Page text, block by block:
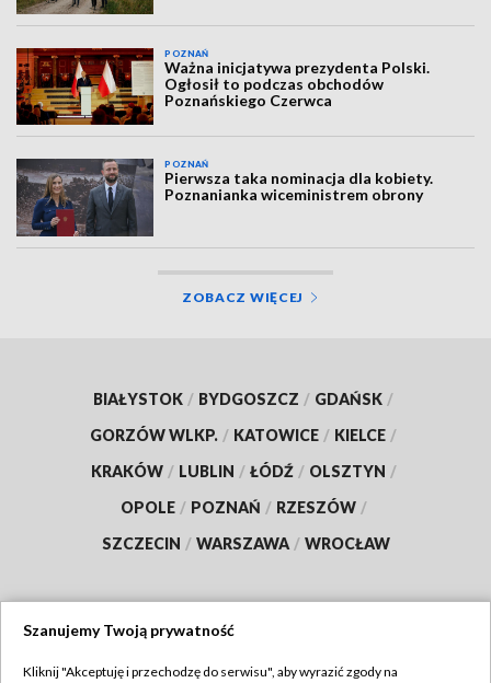
POZNAŃ
Ważna inicjatywa prezydenta Polski.
Ogłosił to podczas obchodów
Poznańskiego Czerwca
POZNAŃ
Pierwsza taka nominacja dla kobiety.
Poznanianka wiceministrem obrony
ZOBACZ WIĘCEJ
BIAŁYSTOK / BYDGOSZCZ / GDAŃSK /
GORZÓW WLKP. / KATOWICE / KIELCE /
KRAKÓW / LUBLIN / ŁÓDŹ / OLSZTYN /
OPOLE / POZNAŃ / RZESZÓW /
SZCZECIN / WARSZAWA / WROCŁAW
Szanujemy Twoją prywatność
Kliknij "Akceptuję i przechodzę do serwisu", aby wyrazić zgody na